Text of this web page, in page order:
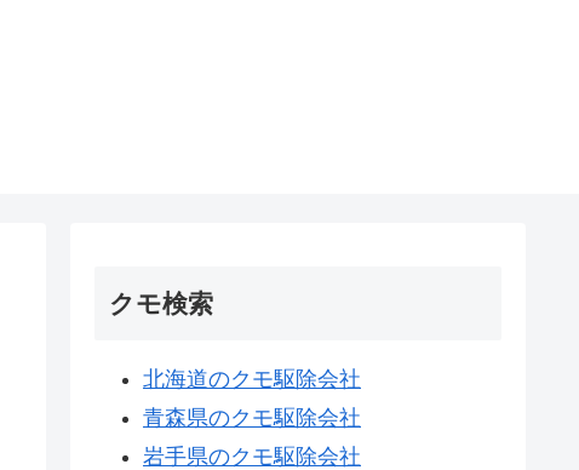
クモ検索
北海道のクモ駆除会社
青森県のクモ駆除会社
岩手県のクモ駆除会社